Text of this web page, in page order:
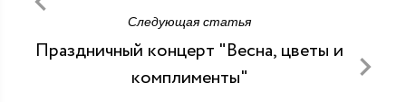
Следующая статья
Праздничный концерт "Весна, цветы и
комплименты"